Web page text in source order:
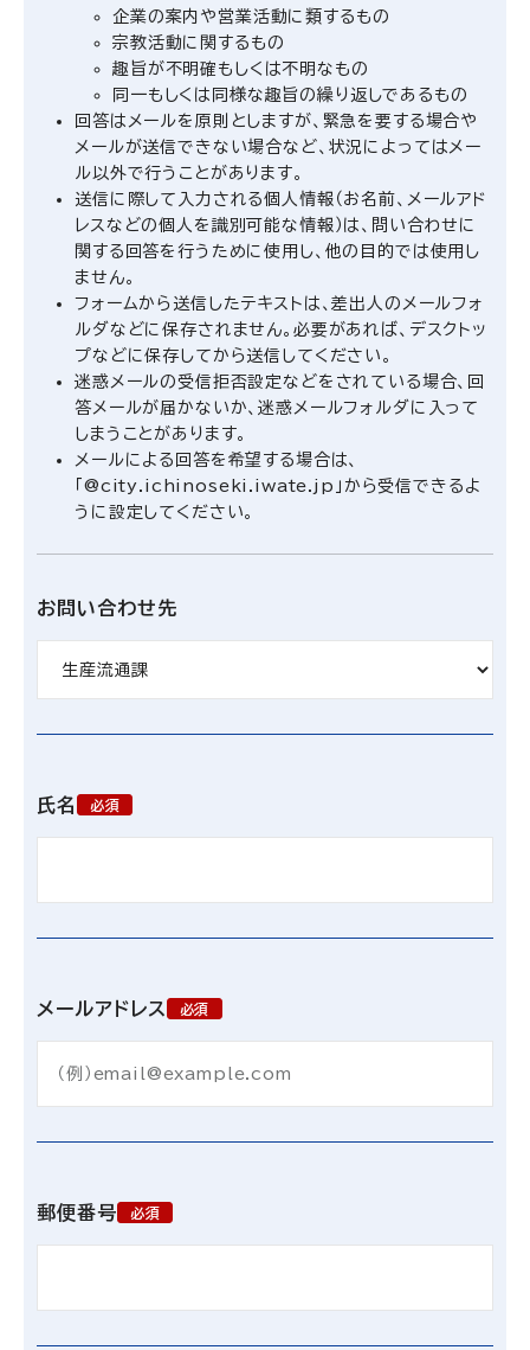
企業の案内や営業活動に類するもの
宗教活動に関するもの
趣旨が不明確もしくは不明なもの
同一もしくは同様な趣旨の繰り返しであるもの
回答はメールを原則としますが、緊急を要する場合や
メールが送信できない場合など、状況によってはメー
ル以外で行うことがあります。
送信に際して入力される個人情報（お名前、メールアド
レスなどの個人を識別可能な情報）は、問い合わせに
関する回答を行うために使用し、他の目的では使用し
ません。
フォームから送信したテキストは、差出人のメールフォ
ルダなどに保存されません。必要があれば、デスクトッ
プなどに保存してから送信してください。
迷惑メールの受信拒否設定などをされている場合、回
答メールが届かないか、迷惑メールフォルダに入って
しまうことがあります。
メールによる回答を希望する場合は、
「@city.ichinoseki.iwate.jp」から受信できるよ
うに設定してください。
お問い合わせ先
氏名 必須
メールアドレス 必須
郵便番号 必須